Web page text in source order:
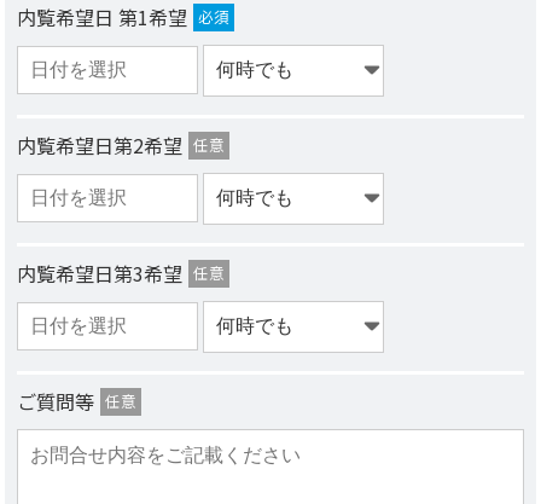
内覧希望日 第1希望 必須
内覧希望日第2希望 任意
内覧希望日第3希望 任意
ご質問等 任意